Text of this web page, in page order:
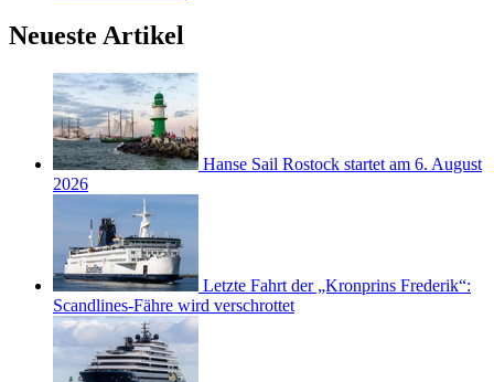
Neueste Artikel
Hanse Sail Rostock startet am 6. August
2026
Letzte Fahrt der „Kronprins Frederik“:
Scandlines-Fähre wird verschrottet